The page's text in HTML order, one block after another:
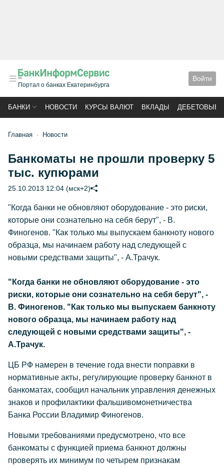
Портал о банках Екатеринбурга
Войти
БАНКИ НОВОСТИ КУРСЫ ВАЛЮТ ВКЛАДЫ ДЕБЕТОВЫЕ
Главная Новости
Банкоматы не прошли проверку 5
тыс. купюрами
25.10.2013 12:04 (мск+2)
"Когда банки не обновляют оборудование - это риски,
которые они сознательно на себя берут", - В.
Финогенов. "Как только мы выпускаем банкноту нового
образца, мы начинаем работу над следующей с
новыми средствами защиты", - А.Трачук.
"Когда банки не обновляют оборудование - это
риски, которые они сознательно на себя берут", -
В. Финогенов. "Как только мы выпускаем банкноту
нового образца, мы начинаем работу над
следующей с новыми средствами защиты", -
А.Трачук.
ЦБ РФ намерен в течение года внести поправки в
нормативные акты, регулирующие проверку банкнот в
банкоматах, сообщил начальник управления денежных
знаков и профилактики фальшивомонетничества
Банка России Владимир Финогенов.
Новыми требованиями предусмотрено, что все
банкоматы с функцией приема банкнот должны
проверять их минимум по четырем признакам